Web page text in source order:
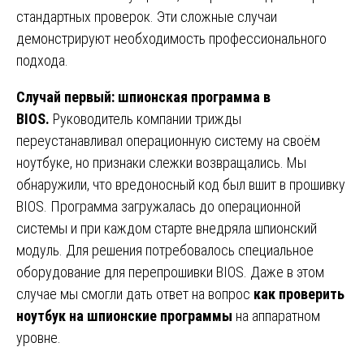
стандартных проверок. Эти сложные случаи
демонстрируют необходимость профессионального
подхода.
Случай первый: шпионская программа в
BIOS. Руководитель компании трижды
переустанавливал операционную систему на своём
ноутбуке, но признаки слежки возвращались. Мы
обнаружили, что вредоносный код был вшит в прошивку
BIOS. Программа загружалась до операционной
системы и при каждом старте внедряла шпионский
модуль. Для решения потребовалось специальное
оборудование для перепрошивки BIOS. Даже в этом
случае мы смогли дать ответ на вопрос как проверить
ноутбук на шпионские программы на аппаратном
уровне.